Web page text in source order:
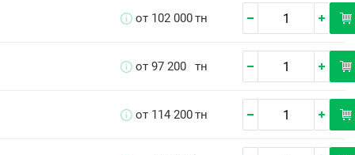
от 102 000тн
от 97 200 тн
от 114 200тн